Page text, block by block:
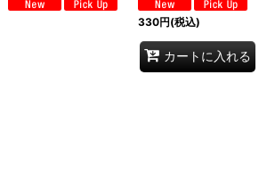
330円(税込)
カートに入れる